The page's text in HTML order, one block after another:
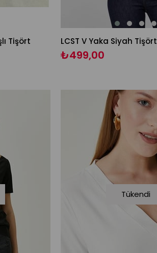
Tişört LCST V Yaka Siyah Tişört
₺499,00
Tükendi